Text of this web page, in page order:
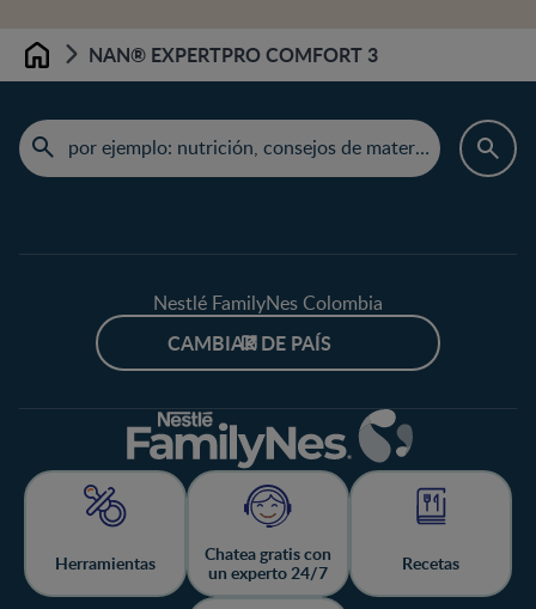
Home NAN® EXPERTPRO COMFORT 3
Nestlé FamilyNes Colombia
CAMBIAR DE PAÍS
Herramientas
Chatea gratis con
un experto 24/7
Recetas